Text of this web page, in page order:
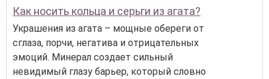
Как носить кольца и серьги из агата?
Украшения из агата – мощные обереги от
сглаза, порчи, негатива и отрицательных
эмоций. Минерал создает сильный
невидимый глазу барьер, который словно